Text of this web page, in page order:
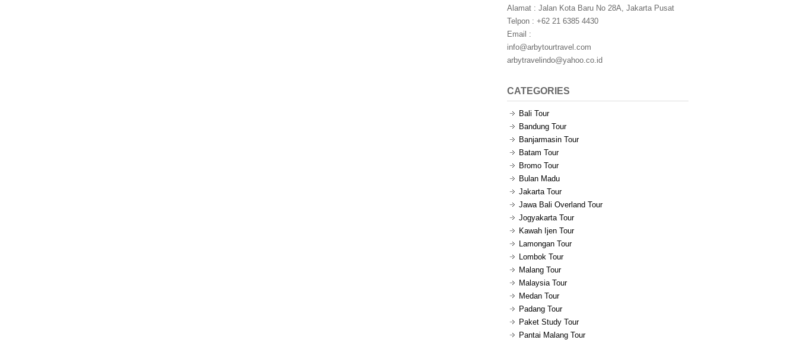
Alamat : Jalan Kota Baru No 28A, Jakarta Pusat
Telpon : +62 21 6385 4430
Email :
info@arbytourtravel.com
arbytravelindo@yahoo.co.id
CATEGORIES
Bali Tour
Bandung Tour
Banjarmasin Tour
Batam Tour
Bromo Tour
Bulan Madu
Jakarta Tour
Jawa Bali Overland Tour
Jogyakarta Tour
Kawah Ijen Tour
Lamongan Tour
Lombok Tour
Malang Tour
Malaysia Tour
Medan Tour
Padang Tour
Paket Study Tour
Pantai Malang Tour